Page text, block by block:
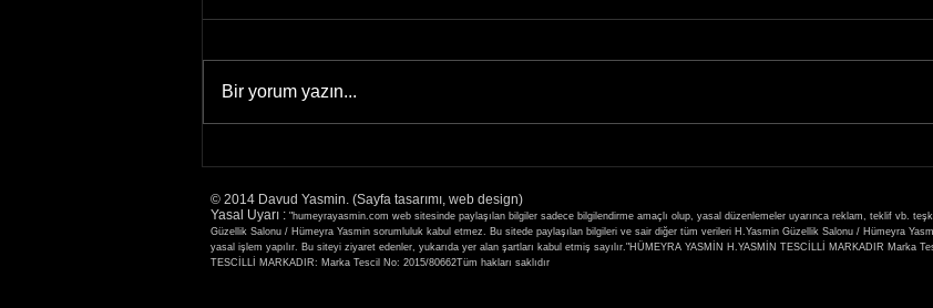
Fethiye'deyim
Bir yorum yazın...
© 2014 Davud Yasmin. (Sayfa tasarımı, web design)
Yasal Uyarı : "humeyrayasmin.com web sitesinde paylaşılan bilgiler sadece bilgilendirme amaçlı olup, yasal düzenlemeler uyarınca reklam, teklif vb.
Güzellik Salonu / Hümeyra Yasmin sorumluluk kabul etmez. Bu sitede paylaşılan bilgileri ve sair diğer tüm verileri H.Yasmin Güzellik Salonu / Hümeyra
yasal işlem yapılır. Bu siteyi ziyaret edenler, yukarıda yer alan şartları kabul etmiş sayılır."HÜMEYRA YASMİN H.YASMİN TESCİLLİ MARKADIR Marka
TESCİLLİ MARKADIR: Marka Tescil No: 2015/80662Tüm hakları saklıdır